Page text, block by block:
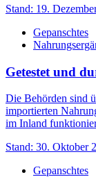
Stand: 19.
Gepanschtes
Getestet und
Die Behörden sind
importierten
im Inland
Stand: 30. Oktober
Gepanschtes